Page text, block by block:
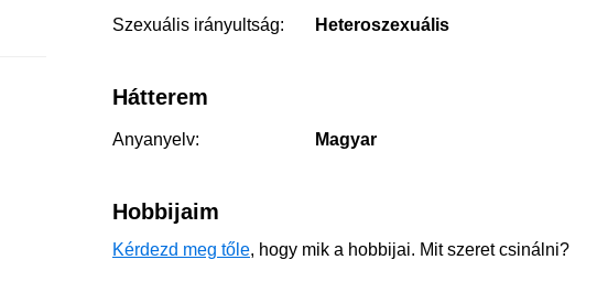
Szexuális irányultság:
Heteroszexuális
Hátterem
Anyanyelv: Magyar
Hobbijaim
Kérdezd meg tőle, hogy mik a hobbijai. Mit szeret csinálni?